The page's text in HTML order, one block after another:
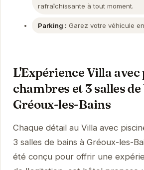
rafraîchissante à tout moment.
Parking : Garez votre véhicule
L'Expérience Villa avec
chambres et 3 salles
Gréoux-les-Bains
Chaque détail au Villa avec
3 salles de bains à Gréoux-les-
été conçu pour offrir une